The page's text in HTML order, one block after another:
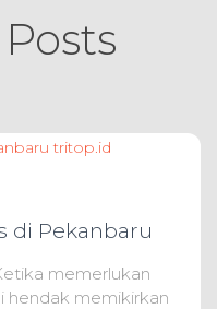
di Pekanbaru
memerlukan
hendak memikirkan